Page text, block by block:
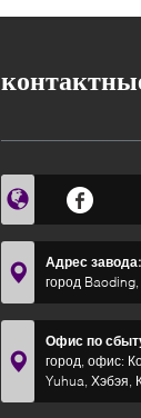
Адрес завода:
город
Офис по
город, офис:
Yuhua, Хэбэя,